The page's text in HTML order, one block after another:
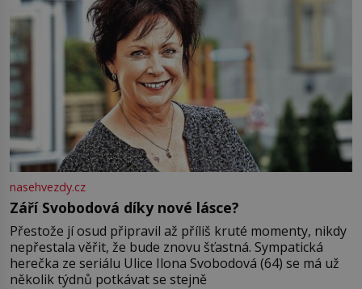
nasehvezdy.cz
Září Svobodová díky nové lásce?
Přestože jí osud připravil až příliš kruté momenty, nikdy
nepřestala věřit, že bude znovu šťastná. Sympatická
herečka ze seriálu Ulice Ilona Svobodová (64) se má už
několik týdnů potkávat se stejně